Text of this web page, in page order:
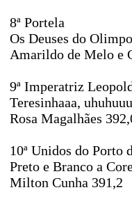
8ª Portela
Os Deuses do
Amarildo de Melo e
9ª Imperatriz
Teresinhaaa,
Rosa Magalhães
10ª Unidos do Porto
Preto e Branco a
Milton Cunha 391,2